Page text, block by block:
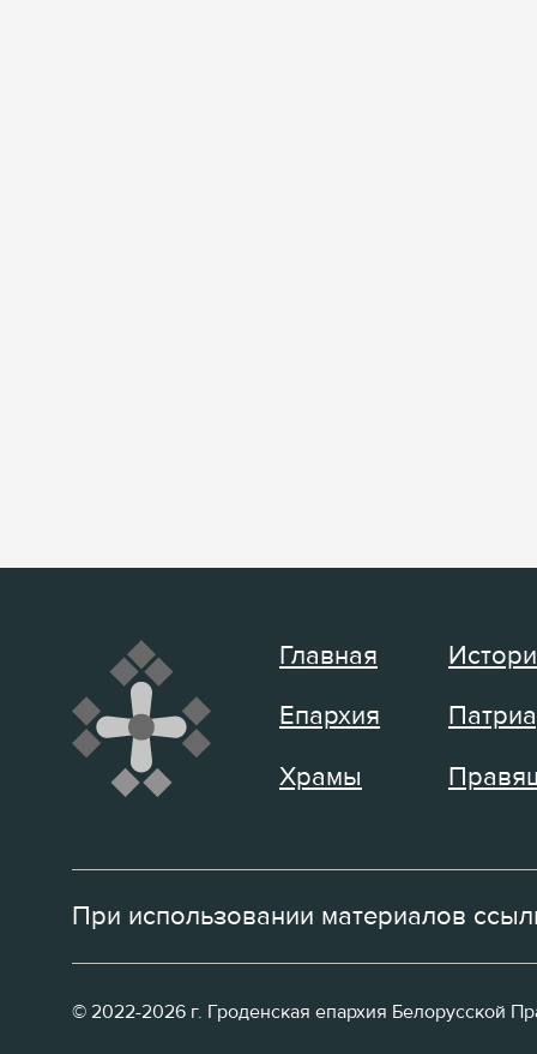
Главная
Епархия
Храмы
При использовании материалов
© 2022-2026 г. Гроденская епархия Белорусской